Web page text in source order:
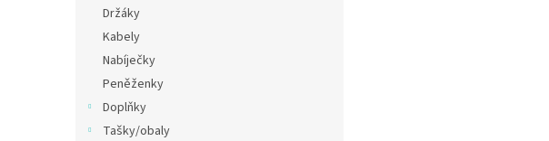
Držáky
Kabely
Nabíječky
Peněženky
Doplňky
Tašky/obaly